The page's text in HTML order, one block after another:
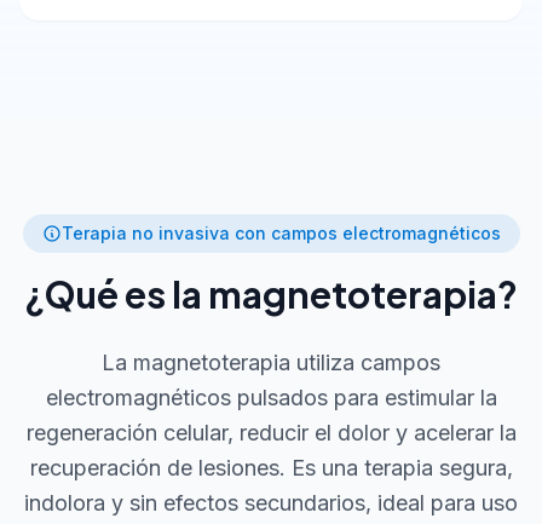
Terapia no invasiva con campos electromagnéticos
¿Qué es la magnetoterapia?
La magnetoterapia utiliza campos
electromagnéticos pulsados para estimular la
regeneración celular, reducir el dolor y acelerar la
recuperación de lesiones. Es una terapia segura,
indolora y sin efectos secundarios, ideal para uso